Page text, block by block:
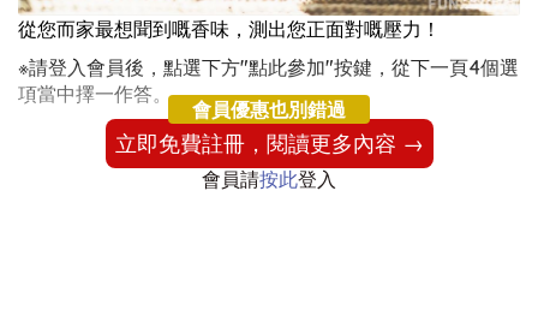
從您而家最想聞到嘅香味，測出您正面對嘅壓力！
※請登入會員後，點選下方"點此參加"按鍵，從下一頁4個選
項當中擇一作答。
會員優惠也別錯過
立即免費註冊，閱讀更多內容 →
會員請按此登入